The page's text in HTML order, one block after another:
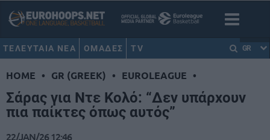
ΤΕΛΕΥΤΑΙΑ ΝΕΑ ΟΜΑΔΕΣ TV GR
HOME • GR (GREEK) • EUROLEAGUE •
Σάρας για Ντε Κολό: “Δεν υπάρχουν
πια παίκτες όπως αυτός”
22/JAN/26 12:46